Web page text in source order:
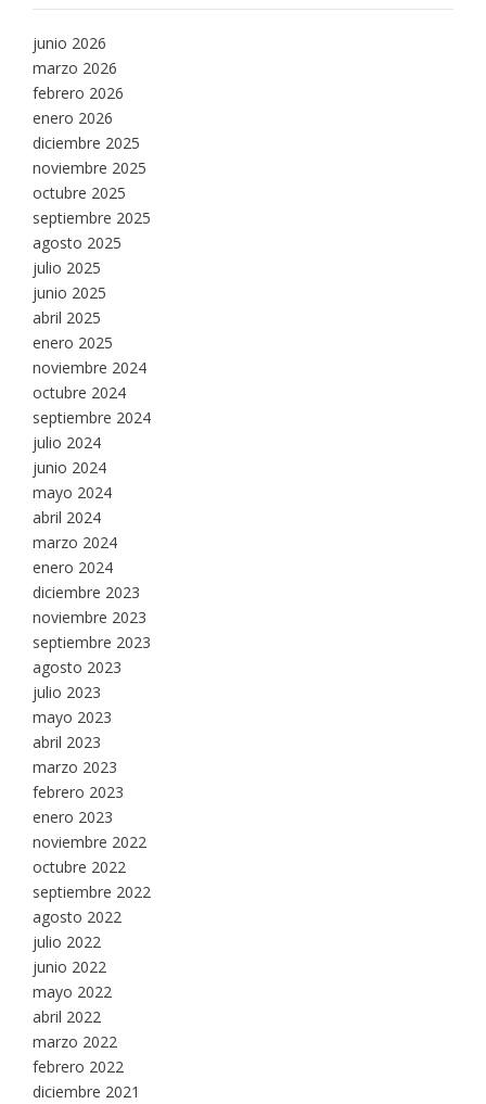
junio 2026
marzo 2026
febrero 2026
enero 2026
diciembre 2025
noviembre 2025
octubre 2025
septiembre 2025
agosto 2025
julio 2025
junio 2025
abril 2025
enero 2025
noviembre 2024
octubre 2024
septiembre 2024
julio 2024
junio 2024
mayo 2024
abril 2024
marzo 2024
enero 2024
diciembre 2023
noviembre 2023
septiembre 2023
agosto 2023
julio 2023
mayo 2023
abril 2023
marzo 2023
febrero 2023
enero 2023
noviembre 2022
octubre 2022
septiembre 2022
agosto 2022
julio 2022
junio 2022
mayo 2022
abril 2022
marzo 2022
febrero 2022
diciembre 2021